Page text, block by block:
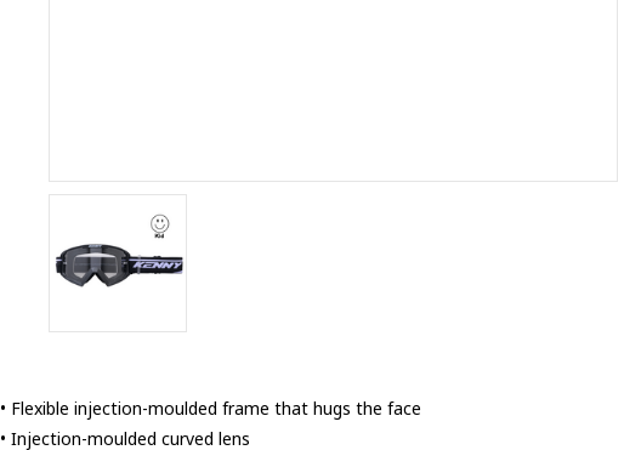
• Flexible injection-moulded frame that hugs the face
• Injection-moulded curved lens